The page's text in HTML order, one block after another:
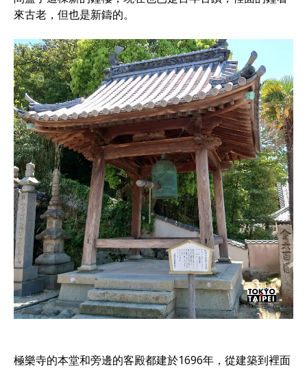
來古老，但也是新鑄的。
極樂寺的本堂和旁邊的客殿都建於1696年，從建築到裡面